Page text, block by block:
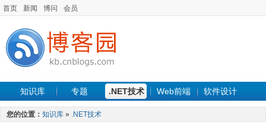
首页 新闻 博问 会员
知识库 专题 .NET技术 Web前端 软件设计
手机开发 软件工程
您的位置： 知识库 » .NET技术